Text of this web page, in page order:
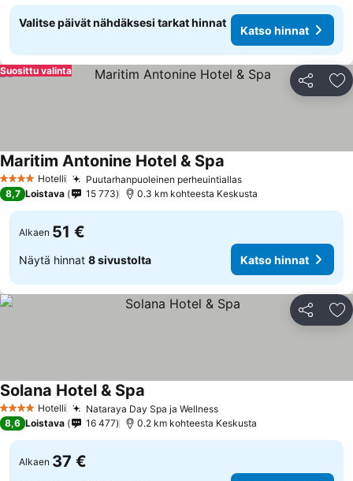
Valitse päivät nähdäksesi tarkat hinnat
Katso hinnat
Jaa
Suosittu valinta
4 Tähtiluokitus
Hotelli Puutarhanpuoleinen perheuintiallas
Maritim Antonine Hotel & Spa
8,7 Loistava 15 773 0.3 km kohteesta Keskusta
Alkaen 51 €
Näytä hinnat 8 sivustolta Katso hinnat
Jaa
4 Tähtiluokitus
Hotelli Nataraya Day Spa ja Wellness
Solana Hotel & Spa
8,6 Loistava 16 477 0.2 km kohteesta Keskusta
Alkaen 37 €